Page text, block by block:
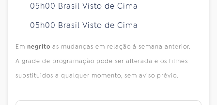
05h00 Brasil Visto de Cima
05h00 Brasil Visto de Cima
Em negrito as mudanças em relação à semana anterior.
A grade de programação pode ser alterada e os filmes
substituídos a qualquer momento, sem aviso prévio.